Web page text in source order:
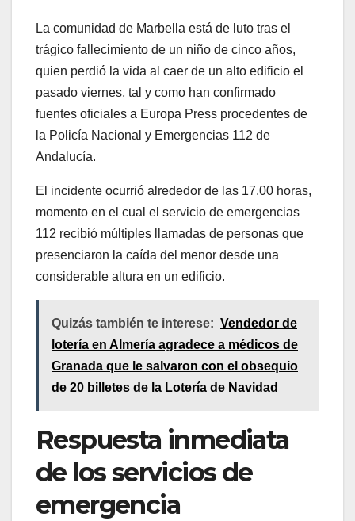
La comunidad de Marbella está de luto tras el
trágico fallecimiento de un niño de cinco años,
quien perdió la vida al caer de un alto edificio el
pasado viernes, tal y como han confirmado
fuentes oficiales a Europa Press procedentes de
la Policía Nacional y Emergencias 112 de
Andalucía.
El incidente ocurrió alrededor de las 17.00 horas,
momento en el cual el servicio de emergencias
112 recibió múltiples llamadas de personas que
presenciaron la caída del menor desde una
considerable altura en un edificio.
Quizás también te interese: Vendedor de
lotería en Almería agradece a médicos de
Granada que le salvaron con el obsequio
de 20 billetes de la Lotería de Navidad
Respuesta inmediata
de los servicios de
emergencia